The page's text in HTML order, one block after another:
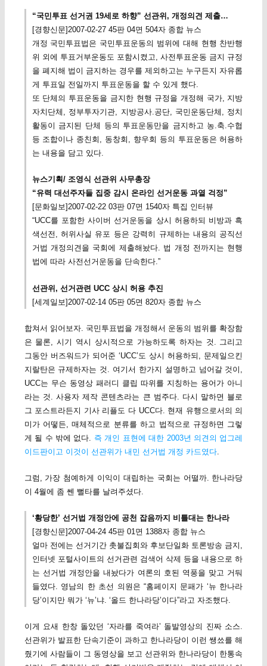
“국민투표 선거권 19세로 하향” 선관위, 개정의견 제출…
[경향신문]2007-02-27 45판 04면 504자 종합 뉴스
개정 국민투표법은 국민투표운동의 범위에 대해 현행 찬반행
위 외에 투표거부운동도 포함시켰고, 사전투표운동 금지 규정
을 폐지해 법이 금지하는 경우를 제외하고는 누구든지 자유롭
게 투표일 전일까지 투표운동을 할 수 있게 했다.
또 단체의 투표운동을 금지한 현행 규정을 개정해 국가, 지방
자치단체, 정부투자기관, 지방공사.공단, 국민운동단체, 정치
활동이 금지된 단체 등의 투표운동만을 금지하고 농.축.수협
등 조합이나 종친회, 동창회, 향우회 등의 투표운동은 허용하
는 내용을 담고 있다.
뉴스기획/ 조영식 선관위 사무총장
“유력 대선주자들 집중 감시 온라인 선거운동 과열 걱정”
[문화일보]2007-02-22 03판 07면 1540자 특집 인터뷰
“UCC를 포함한 사이버 선거운동을 상시 허용하되 비방과 흑
색선전, 허위사실 유포 등은 강력히 규제하는 내용의 공직선
거법 개정의견을 국회에 제출해놨다. 법 개정 전까지는 현행
법에 따라 사전선거운동을 단속한다.”
선관위, 선거관련 UCC 상시 허용 추진
[세계일보]2007-02-14 05판 05면 820자 종합 뉴스
합쳐서 읽어보자. 국민투표법을 개정해서 운동의 범위를 확장함
은 물론, 시기 역시 상시적으로 가능하도록 하자는 것. 그리고
그동안 버즈워드가 되어준 ‘UCC’도 상시 허용하되, 문제일으킨
지랄탄은 규제하자는 것. 여기서 한가지 설명하고 넘어갈 것이,
UCC는 무슨 동영상 패러디 클립 따위를 지칭하는 용어가 아니
라는 것. 사용자 제작 콘텐츠라는 큰 범주다. 다시 말하면 블로
그 포스트라든지 기사 리플도 다 UCC다. 현재 유행으로서의 의
미가 어떻든, 매체적으로 분류를 하고 법적으로 규정하면 그렇
게 될 수 밖에 없다. 즉 개인 표현에 대한 2003년 의견의 업그레
이드판이고 이것이 선관위가 내민 선거법 개정 카드였다.
그럼, 가장 첨예하게 이익이 대립하는 국회는 어떨까. 한나라당
이 4월에 좀 쎈 뻘타를 날려주셨다.
‘황당한’ 선거법 개정안에 공천 잡음까지 비틀대는 한나라
[경향신문]2007-04-24 45판 01면 1388자 종합 뉴스
얼마 전에는 선거기간 촛불집회와 후보단일화 토론방송 금지,
인터넷 포털사이트의 선거관련 검색어 삭제 등을 내용으로 하
는 선거법 개정안을 내놨다가 여론의 호된 역풍을 맞고 거둬
들였다. 영남의 한 초선 의원은 “홈페이지 문패가 ‘뉴 한나라
당’이지만 뭐가 ‘뉴’냐. ‘올드 한나라당’이다”라고 자조했다.
이게 요새 한창 돌았던 ‘자라를 죽여라’ 돌발영상의 진짜 소스.
선관위가 발표한 단속기준이 과하고 한나라당이 이런 쌩쑈를 해
줬기에 사람들이 그 동영상을 보고 선관위와 한나라당이 한통속